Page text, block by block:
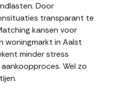
Door
transparant te
kansen voor
woningmarkt in Aalst
minder stress
Wel zo